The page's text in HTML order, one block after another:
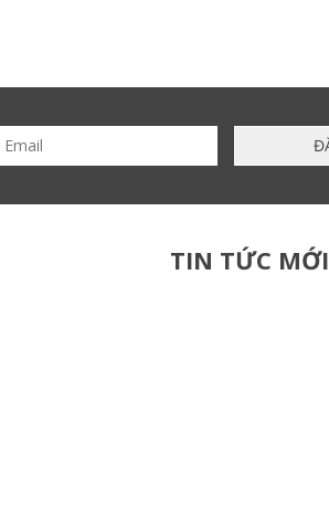
TIN TỨC MỚI